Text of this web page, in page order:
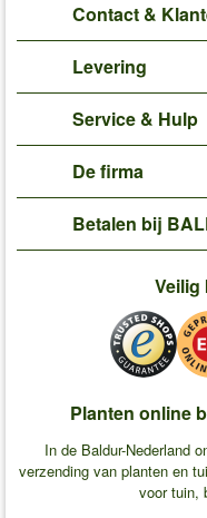
Contact &
Levering
Service & Hulp
De firma
Betalen bij
Veilig
Planten online
In de Baldur-Nederland
verzending van planten en
voor tuin,